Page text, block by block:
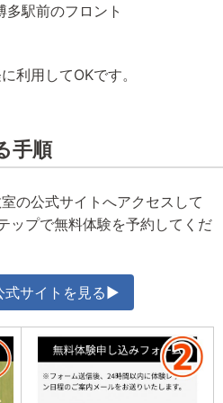
駅前のフロント
利用してOKです。
手順
の公式サイトへアクセスして
ップで無料体験を予約してくだ
式サイトを見る▶